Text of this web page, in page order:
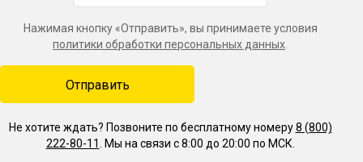
Нажимая кнопку «Отправить», вы принимаете условия
политики обработки персональных данных.
Не хотите ждать? Позвоните по бесплатному номеру8 (800)
222-80-11. Мы на связи с 8:00 до 20:00 по МСК.